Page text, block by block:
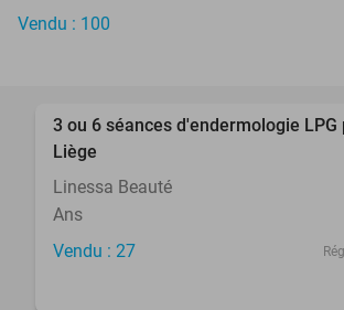
Vendu : 100
3 ou 6 séances d'endermologie LPG
Liège
Linessa Beauté
Ans
Vendu : 27